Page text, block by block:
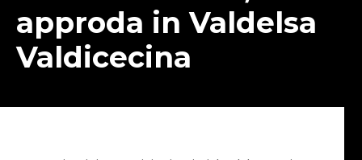
approda in Valdelsa
Valdicecina